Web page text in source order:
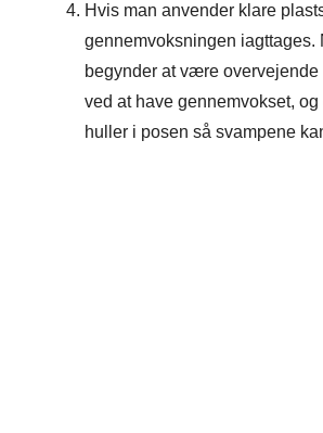
Hvis man anvender klare
gennemvoksningen
begynder at være
ved at have gennemvokset,
huller i posen så svampene